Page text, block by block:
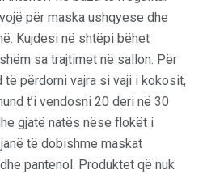
për maska ushqyese dhe
Kujdesi në shtëpi bëhet
sa trajtimet në sallon. Për
të përdorni vajra si vaji i kokosit,
t’i vendosni 20 deri në 30
gjatë natës nëse flokët i
të dobishme maskat
pantenol. Produktet që nuk